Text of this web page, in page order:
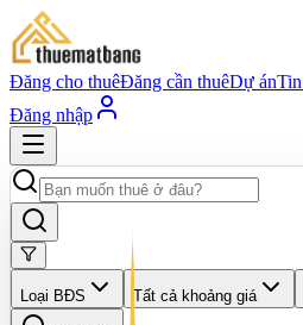
Đăng cho thuêĐăng cần thuêDự án
Đăng nhập
Loại BĐS Tất cả khoảng giá